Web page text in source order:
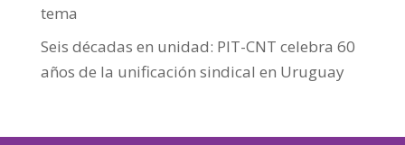
tema
Seis décadas en unidad: PIT-CNT celebra 60
años de la unificación sindical en Uruguay